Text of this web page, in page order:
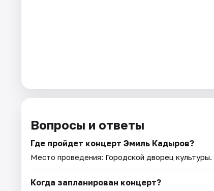
Вопросы и ответы
Где пройдет концерт Эмиль Кадыров?
Место проведения: Городской дворец культуры.
Когда запланирован концерт?